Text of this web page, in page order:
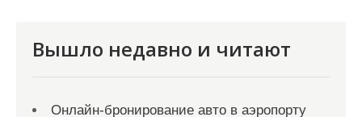
Вышло недавно и читают
Онлайн‑бронирование авто в аэропорту